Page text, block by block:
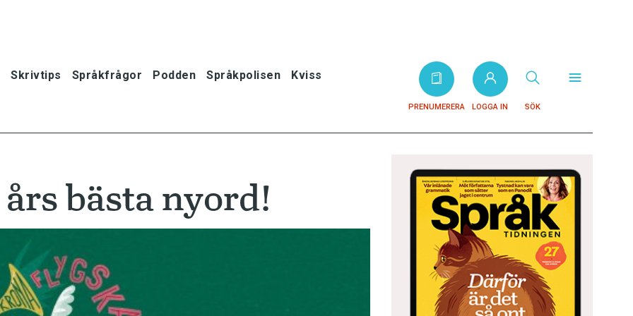
Skrivtips Språkfrågor Podden Språkpolisen Kviss
PRENUMERERA LOGGA IN SÖK
bästa nyord!